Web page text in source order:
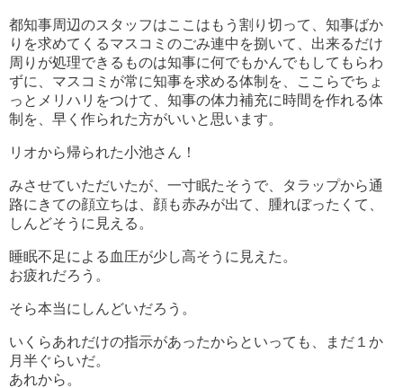
都知事周辺のスタッフはここはもう割り切って、知事ばか
りを求めてくるマスコミのごみ連中を捌いて、出来るだけ
周りが処理できるものは知事に何でもかんでもしてもらわ
ずに、マスコミが常に知事を求める体制を、ここらでちょ
っとメリハリをつけて、知事の体力補充に時間を作れる体
制を、早く作られた方がいいと思います。
リオから帰られた小池さん！
みさせていただいたが、一寸眠たそうで、タラップから通
路にきての顔立ちは、顔も赤みが出て、腫れぼったくて、
しんどそうに見える。
睡眠不足による血圧が少し高そうに見えた。
お疲れだろう。
そら本当にしんどいだろう。
いくらあれだけの指示があったからといっても、まだ１か
月半ぐらいだ。
あれから。